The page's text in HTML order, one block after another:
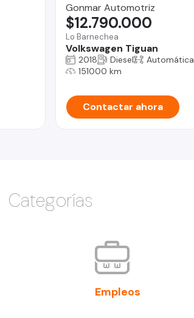
Gonmar Automotriz
Lo Barnechea
Volkswagen Tiguan
$12.790.000
2018 Diesel
Automática
151000 km
Contactar ahora
Categorías
Empleos